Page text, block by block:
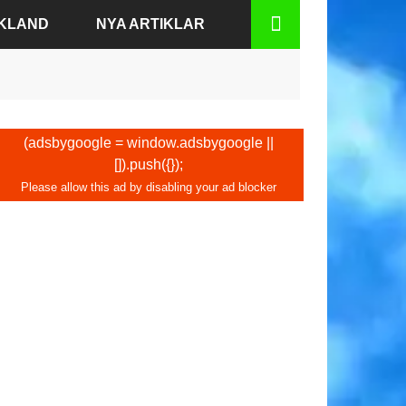
NYA ARTIKLAR
(adsbygoogle = window.adsbygoogle ||
[]).push({});